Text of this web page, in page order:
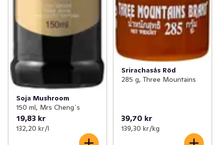
Soja Mushroom
150 ml, Mrs Cheng´s
19,83 kr
132,20 kr /l
Srirachasås Röd
285 g, Three Mountains
39,70 kr
139,30 kr /kg